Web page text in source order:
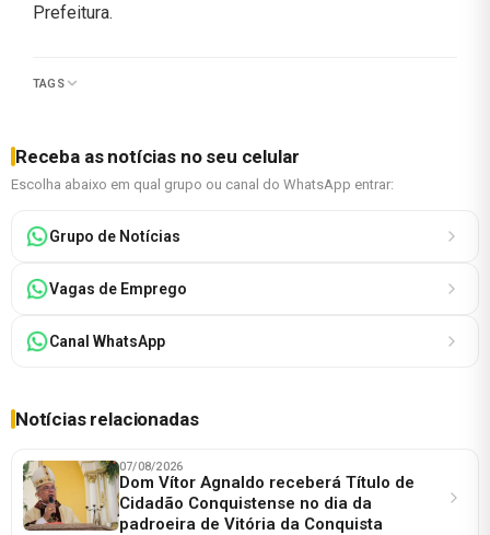
Prefeitura.
TAGS
Receba as notícias no seu celular
Escolha abaixo em qual grupo ou canal do WhatsApp entrar:
Grupo de Notícias
Vagas de Emprego
Canal WhatsApp
Notícias relacionadas
07/08/2026
Dom Vítor Agnaldo receberá Título de
Cidadão Conquistense no dia da
padroeira de Vitória da Conquista